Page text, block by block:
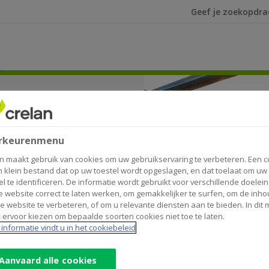
Ik ben op zoek
voor
maakt gebruik van cookies om uw gebruikservaring te verbeteren. Een
klein bestand dat op uw toestel wordt opgeslagen, en dat toelaat om uw
te identificeren. De informatie wordt gebruikt voor verschillende
website correct te laten werken, om gemakkelijker te surfen, om de
website te verbeteren, of om u relevante diensten aan te bieden. In dit
ervoor kiezen om bepaalde soorten cookies niet toe te laten.
vindt u in het cookiebeleid
alle cookies